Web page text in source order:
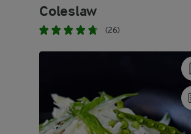
Coleslaw
(26)